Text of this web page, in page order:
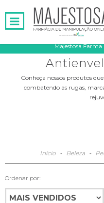
Majestosa
Conheça nossos produtos
combatendo as rugas,
Início - Beleza -
Ordenar por: